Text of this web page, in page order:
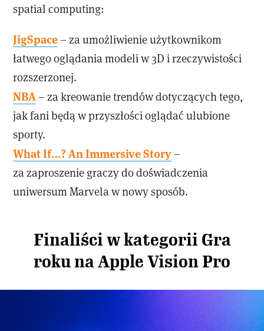
spatial computing:
JigSpace – za umożliwienie użytkownikom
łatwego oglądania modeli w 3D i rzeczywistości
rozszerzonej.
NBA – za kreowanie trendów dotyczących tego,
jak fani będą w przyszłości oglądać ulubione
sporty.
What If…? An Immersive Story –
za zaproszenie graczy do doświadczenia
uniwersum Marvela w nowy sposób.
Finaliści w kategorii Gra
roku na Apple Vision Pro